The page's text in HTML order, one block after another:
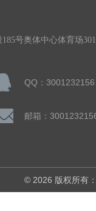
号奥体中心体育场
QQ：3001232156
邮箱：
© 2026 版权所有